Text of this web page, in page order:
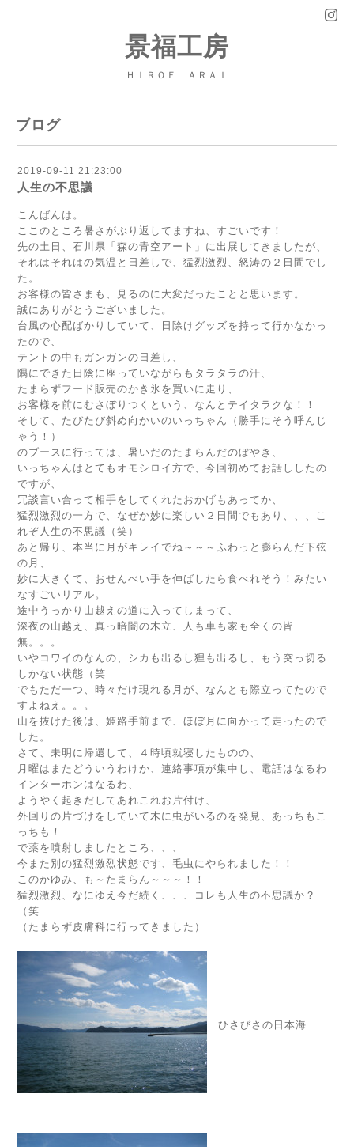
景福工房
ＨＩＲＯＥ ＡＲＡＩ
ブログ
2019-09-11 21:23:00
人生の不思議
こんばんは。
ここのところ暑さがぶり返してますね、すごいです！
先の土日、石川県「森の青空アート」に出展してきましたが、
それはそれはの気温と日差しで、猛烈激烈、怒涛の２日間でし
た。
お客様の皆さまも、見るのに大変だったことと思います。
誠にありがとうございました。
台風の心配ばかりしていて、日除けグッズを持って行かなかっ
たので、
テントの中もガンガンの日差し、
隅にできた日陰に座っていながらもタラタラの汗、
たまらずフード販売のかき氷を買いに走り、
お客様を前にむさぼりつくという、なんとテイタラクな！！
そして、たびたび斜め向かいのいっちゃん（勝手にそう呼んじ
ゃう！）
のブースに行っては、暑いだのたまらんだのぼやき、
いっちゃんはとてもオモシロイ方で、今回初めてお話ししたの
ですが、
冗談言い合って相手をしてくれたおかげもあってか、
猛烈激烈の一方で、なぜか妙に楽しい２日間でもあり、、、こ
れぞ人生の不思議（笑）
あと帰り、本当に月がキレイでね～～～ふわっと膨らんだ下弦
の月、
妙に大きくて、おせんべい手を伸ばしたら食べれそう！みたい
なすごいリアル。
途中うっかり山越えの道に入ってしまって、
深夜の山越え、真っ暗闇の木立、人も車も家も全くの皆
無。。。
いやコワイのなんの、シカも出るし狸も出るし、もう突っ切る
しかない状態（笑
でもただ一つ、時々だけ現れる月が、なんとも際立ってたので
すよねえ。。。
山を抜けた後は、姫路手前まで、ほぼ月に向かって走ったので
した。
さて、未明に帰還して、４時頃就寝したものの、
月曜はまたどういうわけか、連絡事項が集中し、電話はなるわ
インターホンはなるわ、
ようやく起きだしてあれこれお片付け、
外回りの片づけをしていて木に虫がいるのを発見、あっちもこ
っちも！
で薬を噴射しましたところ、、、
今また別の猛烈激烈状態です、毛虫にやられました！！
このかゆみ、も～たまらん～～～！！
猛烈激烈、なにゆえ今だ続く、、、コレも人生の不思議か？
（笑
（たまらず皮膚科に行ってきました）
ひさびさの日本海